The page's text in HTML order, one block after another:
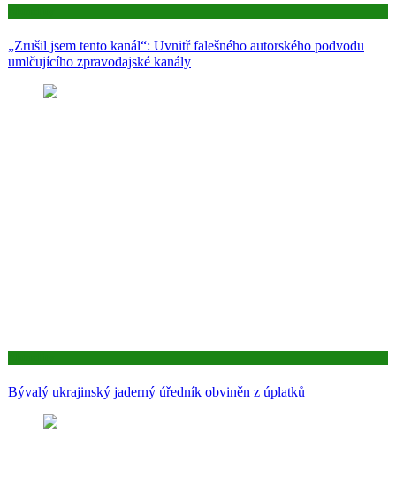
„Zrušil jsem tento kanál“: Uvnitř falešného autorského podvodu
umlčujícího zpravodajské kanály
Bývalý ukrajinský jaderný úředník obviněn z úplatků